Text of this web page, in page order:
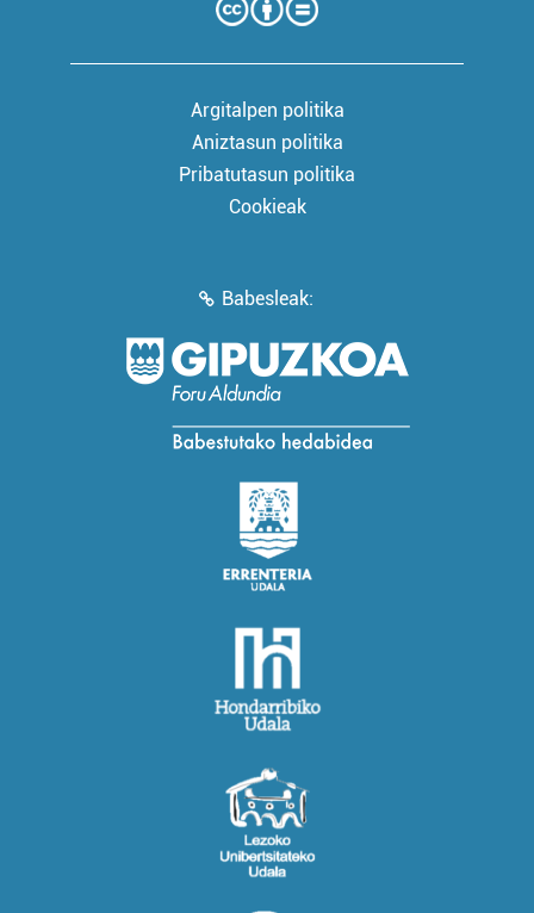
Argitalpen politika
Aniztasun politika
Pribatutasun politika
Cookieak
Babesleak: